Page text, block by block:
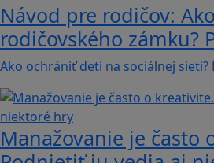
Návod pre rodičov:
rodičovského zámku?
Ako ochrániť deti na sociálnej sieti?
Manažovanie je často